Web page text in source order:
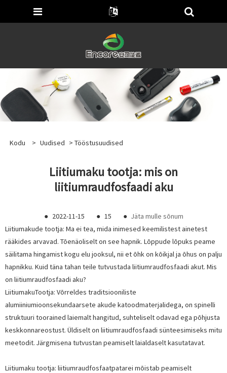
Kodu > Uudised > Tööstusuudised
Liitiumaku tootja: mis on
liitiumraudfosfaadi aku
● 2022-11-15 ● 15 ● Jäta mulle sõnum
Liitiumakude tootja: Ma ei tea, mida inimesed keemilistest ainetest
rääkides arvavad. Tõenäoliselt on see hapnik. Lõppude lõpuks peame
säilitama hingamist kogu elu jooksul, nii et õhk on kõikjal ja õhus on palju
hapnikku. Kuid täna tahan teile tutvustada liitiumraudfosfaadi akut. Mis
on liitiumraudfosfaadi aku?
LiitiumakuTootja: Võrreldes traditsiooniliste
alumiiniumioonsekundaarsete akude katoodmaterjalidega, on spinelli
struktuuri toorained laiemalt hangitud, suhteliselt odavad ega põhjusta
keskkonnareostust. Üldiselt on liitiumraudfosfaadi sünteesimiseks mitu
meetodit. Järgmisena tutvustan peamiselt laialdaselt kasutatavat.
Liitiumaku tootja: liitiumraudfosfaatpatarei mõistab peamiselt